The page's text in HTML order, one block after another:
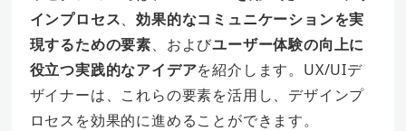
インプロセス、効果的なコミュニケーションを実
現するための要素、およびユーザー体験の向上に
役立つ実践的なアイデアを紹介します。UX/UIデ
ザイナーは、これらの要素を活用し、デザインプ
ロセスを効果的に進めることができます。